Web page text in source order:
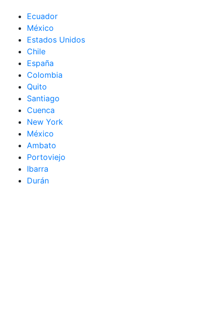
Ecuador
México
Estados Unidos
Chile
España
Colombia
Quito
Santiago
Cuenca
New York
México
Ambato
Portoviejo
Ibarra
Durán